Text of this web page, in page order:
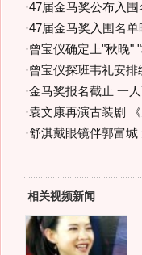
·47届金马奖公布入
·47届金马奖入围名
·曾宝仪确定上"秋晚"
·曾宝仪探班韦礼安
·金马奖报名截止 一
·袁文康再演古装剧
·舒淇戴眼镜伴郭富
相关视频新闻